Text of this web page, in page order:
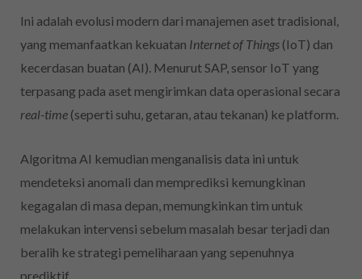
Ini adalah evolusi modern dari manajemen aset tradisional,
yang memanfaatkan kekuatan Internet of Things (IoT) dan
kecerdasan buatan (AI). Menurut SAP, sensor IoT yang
terpasang pada aset mengirimkan data operasional secara
real-time (seperti suhu, getaran, atau tekanan) ke platform.
Algoritma AI kemudian menganalisis data ini untuk
mendeteksi anomali dan memprediksi kemungkinan
kegagalan di masa depan, memungkinkan tim untuk
melakukan intervensi sebelum masalah besar terjadi dan
beralih ke strategi pemeliharaan yang sepenuhnya
prediktif.